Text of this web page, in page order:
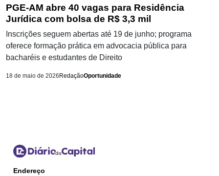
PGE-AM abre 40 vagas para Residência
Jurídica com bolsa de R$ 3,3 mil
Inscrições seguem abertas até 19 de junho; programa
oferece formação prática em advocacia pública para
bacharéis e estudantes de Direito
18 de maio de 2026RedaçãoOportunidade
Endereço